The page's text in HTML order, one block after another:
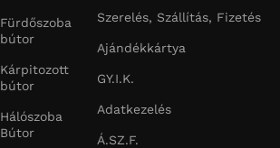
Fürdőszoba
bútor
Kárpitozott
bútor
Hálószoba
Bútor
Szerelés, Szállítás, Fizetés
Ajándékkártya
GY.I.K.
Adatkezelés
Á.SZ.F.